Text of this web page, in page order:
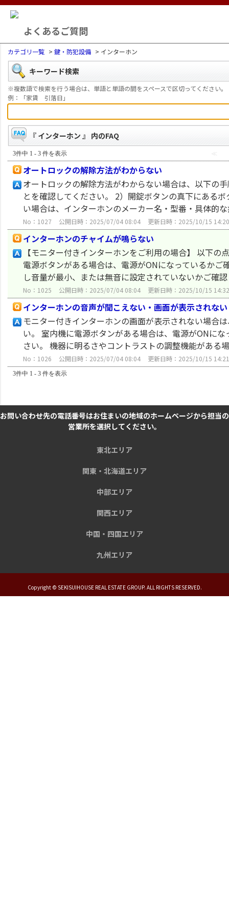
よくあるご質問
カテゴリ一覧 > 鍵・防犯設備 > インターホン
キーワード検索
※複数語で検索を行う場合は、単語と単語の間をスペースで区切ってください。
例：「家賃 引落日」
『 インターホン 』 内のFAQ
3件中 1 - 3 件を表示 ≪
オートロックの解除方法がわからない
オートロックの解除方法がわからない場合は、以下の
とを確認してください。 2）開錠ボタンの真下にある
い場合は、インターホンのメーカー名・型番・具体的
No：1027 公開日時：2025/07/04 08:04 更新日時：2025/10/15 14:20
インターホンのチャイムが鳴らない
【モニター付きインターホンをご利用の場合】 以下
電源ボタンがある場合は、電源がONになっているか
し音量が最小、または無音に設定されていないかご確
No：1025 公開日時：2025/07/04 08:04 更新日時：2025/10/15 14:32
インターホンの音声が聞こえない・画面が表示されない
モニター付きインターホンの画面が表示されない場合
い。 室内機に電源ボタンがある場合は、電源がONに
さい。 機器に明るさやコントラストの調整機能がある
No：1026 公開日時：2025/07/04 08:04 更新日時：2025/10/15 14:21
3件中 1 - 3 件を表示
お問い合わせ先の電話番号はお住まいの地域のホームページから担当の
営業所を選択してください。
東北エリア
関東・北海道エリア
中部エリア
関西エリア
中国・四国エリア
九州エリア
Copyright © SEKISUIHOUSE REAL ESTATE GROUP. ALL RIGHTS RESERVED.